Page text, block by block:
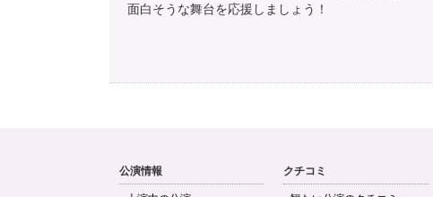
面白そうな舞台を応援しましょう！
公演情報 クチコミ